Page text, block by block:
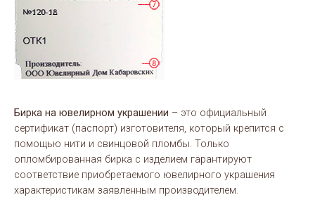
Бирка на ювелирном украшении – это официальный
сертификат (паспорт) изготовителя, который крепится с
помощью нити и свинцовой пломбы. Только
опломбированная бирка с изделием гарантируют
соответствие приобретаемого ювелирного украшения
характеристикам заявленным производителем.